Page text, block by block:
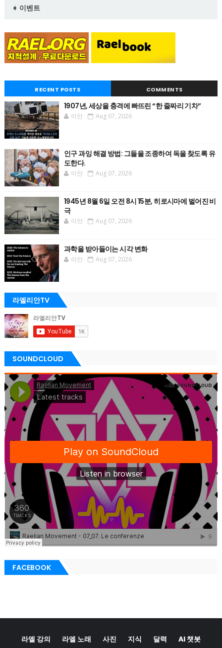
➧ 이벤트
RECENT POSTS COMMENTS
1907년, 세상을 충격에 빠뜨린 “한 줄짜리 기차”
이안 Aug 07, 2026
인구 과잉 해결 방법: 그들을 조종하여 독을 찾도록 유
도한다.
이안 Aug 07, 2026
1945년 8월 6일 오전 8시 15분, 히로시마에 벌어진 비
극
이안 Aug 07, 2026
과학을 받아들이는 시각 변화
이안 Aug 07, 2026
라엘리안TV
SOUNDCLOUD
FACEBOOK
라엘 강의 라엘 노래 사진 지식 달력 AI 챗봇